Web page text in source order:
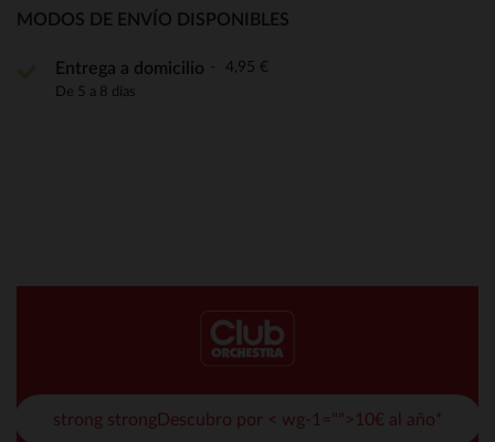
MODOS DE ENVÍO DISPONIBLES
Entrega a domicilio 4,95 €
De 5 a 8 días
strong strongDescubro por < wg-1="">10€ al año*